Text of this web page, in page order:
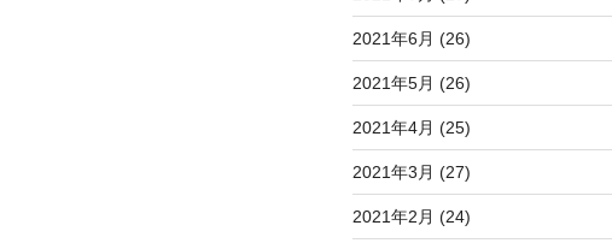
2021年6月 (26)
2021年5月 (26)
2021年4月 (25)
2021年3月 (27)
2021年2月 (24)